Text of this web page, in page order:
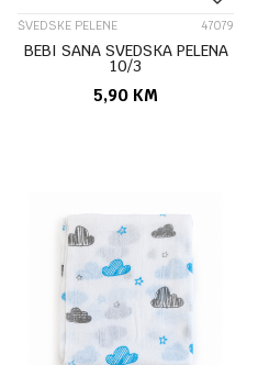
ŠVEDSKE PELENE 47079
BEBI SANA SVEDSKA PELENA
10/3
5,90 KM